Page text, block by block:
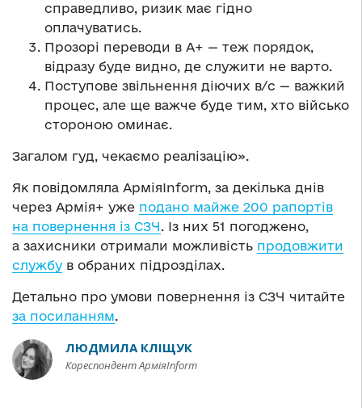
справедливо, ризик має гідно
оплачуватись.
Прозорі переводи в А+ — теж порядок,
відразу буде видно, де служити не варто.
Поступове звільнення діючих в/с — важкий
процес, але ще важче буде тим, хто військо
стороною оминає.
Загалом гуд, чекаємо реалізацію».
Як повідомляла АрміяInform, за декілька днів
через Армія+ уже подано майже 200 рапортів
на повернення із СЗЧ. Із них 51 погоджено,
а захисники отримали можливість продовжити
службу в обраних підрозділах.
Детально про умови повернення із СЗЧ читайте
за посиланням.
ЛЮДМИЛА КЛІЩУК
Кореспондент АрміяInform